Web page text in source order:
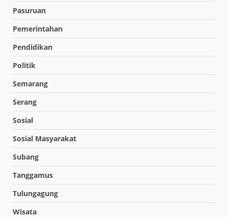
Pasuruan
Pemerintahan
Pendidikan
Politik
Semarang
Serang
Sosial
Sosial Masyarakat
Subang
Tanggamus
Tulungagung
Wisata